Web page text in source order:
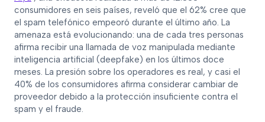
consumidores en seis países, reveló que el 62% cree que
el spam telefónico empeoró durante el último año. La
amenaza está evolucionando: una de cada tres personas
afirma recibir una llamada de voz manipulada mediante
inteligencia artificial (deepfake) en los últimos doce
meses. La presión sobre los operadores es real, y casi el
40% de los consumidores afirma considerar cambiar de
proveedor debido a la protección insuficiente contra el
spam y el fraude.